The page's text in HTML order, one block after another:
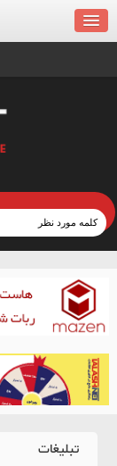
تبلیغات